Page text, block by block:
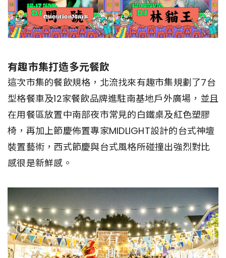
有趣市集打造多元餐飲
這次市集的餐飲規格，北流找來有趣市集規劃了7台
型格餐車及12家餐飲品牌進駐南基地戶外廣場，並且
在用餐區放置中南部夜市常見的白鐵桌及紅色塑膠
椅，再加上節慶佈置專家MIDLIGHT設計的台式神壇
裝置藝術，西式節慶與台式風格所碰撞出強烈對比
感很是新鮮感。